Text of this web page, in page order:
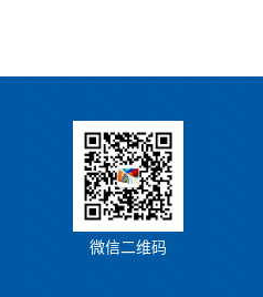
微信二维码